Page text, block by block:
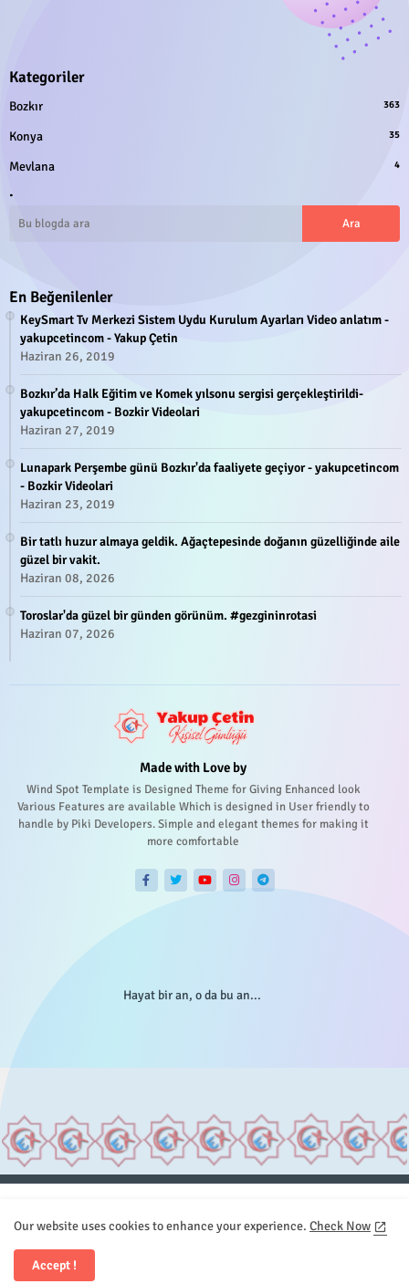
Kategoriler
Bozkır 363
Konya 35
Mevlana 4
.
En Beğenilenler
KeySmart Tv Merkezi Sistem Uydu Kurulum Ayarları Video anlatım -
yakupcetincom - Yakup Çetin
Haziran 26, 2019
Bozkır’da Halk Eğitim ve Komek yılsonu sergisi gerçekleştirildi-
yakupcetincom - Bozkir Videolari
Haziran 27, 2019
Lunapark Perşembe günü Bozkır'da faaliyete geçiyor - yakupcetincom
- Bozkir Videolari
Haziran 23, 2019
Bir tatlı huzur almaya geldik. Ağaçtepesinde doğanın güzelliğinde aile
güzel bir vakit.
Haziran 08, 2026
Toroslar'da güzel bir günden görünüm. #gezgininrotasi
Haziran 07, 2026
Made with Love by
Wind Spot Template is Designed Theme for Giving Enhanced look
Various Features are available Which is designed in User friendly to
handle by Piki Developers. Simple and elegant themes for making it
more comfortable
Hayat bir an, o da bu an...
Sitemap
İletişim
Our website uses cookies to enhance your experience. Check Now
Accept !